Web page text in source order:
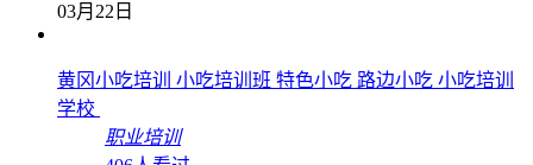
03月22日
黄冈小吃培训 小吃培训班 特色小吃 路边小吃 小吃培训
学校
职业培训